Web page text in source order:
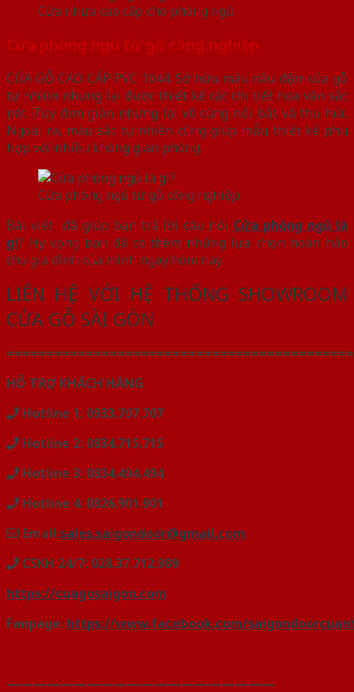
Cửa nhựa cao cấp cho phòng ngủ
Cửa phòng ngủ từ gỗ công nghiệp
CỬA GỖ CAO CẤP PVC 1044: Sở hữu màu nâu đậm của gỗ
tự nhiên nhưng lại được thiết kế các chi tiết hoa văn sắc
nét. Tuy đơn giản nhưng lại vô cùng nổi bật và thu hút.
Ngoài ra, màu sắc tự nhiên cũng giúp mẫu thiết kế phù
hợp với nhiều không gian phòng.
Cửa phòng ngủ từ gỗ công nghiệp
Bài viết đã giúp bạn trả lời câu hỏi Cửa phòng ngủ là
gì? Hy vọng bạn đã có thêm những lựa chọn hoàn hảo
cho gia đình của mình ngay hôm nay.
LIÊN HỆ VỚI HỆ THỐNG SHOWROOM
CỬA GỖ SÀI GÒN
HỖ TRỢ KHÁCH HÀNG
Hotline 1: 0933.707.707
Hotline 2: 0834.715.715
Hotline 3: 0834.494.494
Hotline 4: 0826.901.901
Email:sales.saigondoor@gmail.com
CSKH 24/7: 028.37.712.989
https://cuagosaigon.com
Fanpage: https://www.facebook.com/
————————————————————